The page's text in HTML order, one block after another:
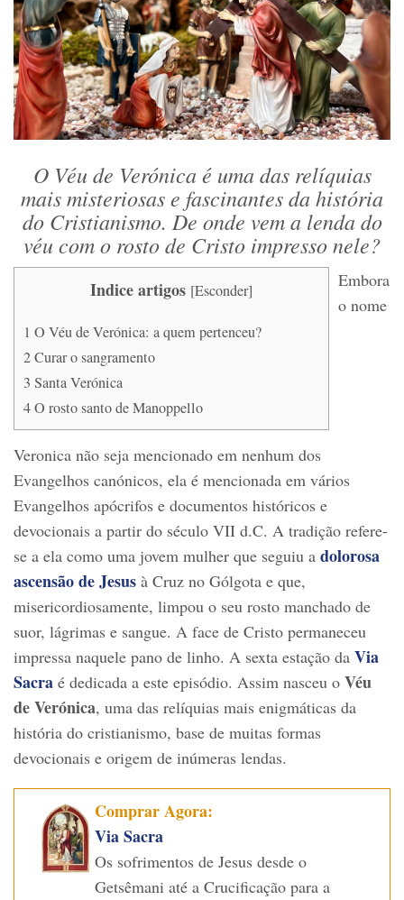
O Véu de Verónica é uma das relíquias
mais misteriosas e fascinantes da história
do Cristianismo. De onde vem a lenda do
véu com o rosto de Cristo impresso nele?
Indice artigos [Esconder]
1 O Véu de Verónica: a quem pertenceu?
2Curar o sangramento
3 Santa Verónica
4O rosto santo de Manoppello
Embora
o nome
Veronica não seja mencionado em nenhum dos
Evangelhos canónicos, ela é mencionada em vários
Evangelhos apócrifos e documentos históricos e
devocionais a partir do século VII d.C. A tradição refere-
se a ela como uma jovem mulher que seguiu a dolorosa
ascensão de Jesus à Cruz no Gólgota e que,
misericordiosamente, limpou o seu rosto manchado de
suor, lágrimas e sangue. A face de Cristo permaneceu
impressa naquele pano de linho. A sexta estação da Via
Sacra é dedicada a este episódio. Assim nasceu o Véu
de Verónica, uma das relíquias mais enigmáticas da
história do cristianismo, base de muitas formas
devocionais e origem de inúmeras lendas.
Comprar Agora:
Via Sacra
Os sofrimentos de Jesus desde o
Getsêmani até a Crucificação para a